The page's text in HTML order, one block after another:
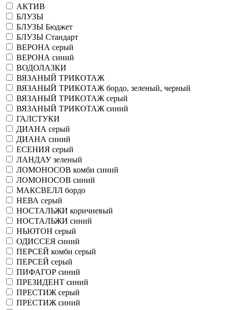
АКТИВ
БЛУЗЫ
БЛУЗЫ Бюджет
БЛУЗЫ Стандарт
ВЕРОНА серый
ВЕРОНА синий
ВОДОЛАЗКИ
ВЯЗАНЫЙ ТРИКОТАЖ
ВЯЗАНЫЙ ТРИКОТАЖ бордо, зеленый, черный
ВЯЗАНЫЙ ТРИКОТАЖ серый
ВЯЗАНЫЙ ТРИКОТАЖ синий
ГАЛСТУКИ
ДИАНА серый
ДИАНА синий
ЕСЕНИЯ серый
ЛАНДАУ зеленый
ЛОМОНОСОВ комби синий
ЛОМОНОСОВ синий
МАКСВЕЛЛ бордо
НЕВА серый
НОСТАЛЬЖИ коричневый
НОСТАЛЬЖИ синий
НЬЮТОН серый
ОДИССЕЯ синий
ПЕРСЕЙ комби серый
ПЕРСЕЙ серый
ПИФАГОР синий
ПРЕЗИДЕНТ синий
ПРЕСТИЖ серый
ПРЕСТИЖ синий